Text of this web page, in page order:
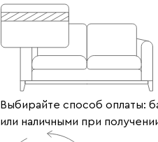
Выбирайте способ оплаты:
или наличными при